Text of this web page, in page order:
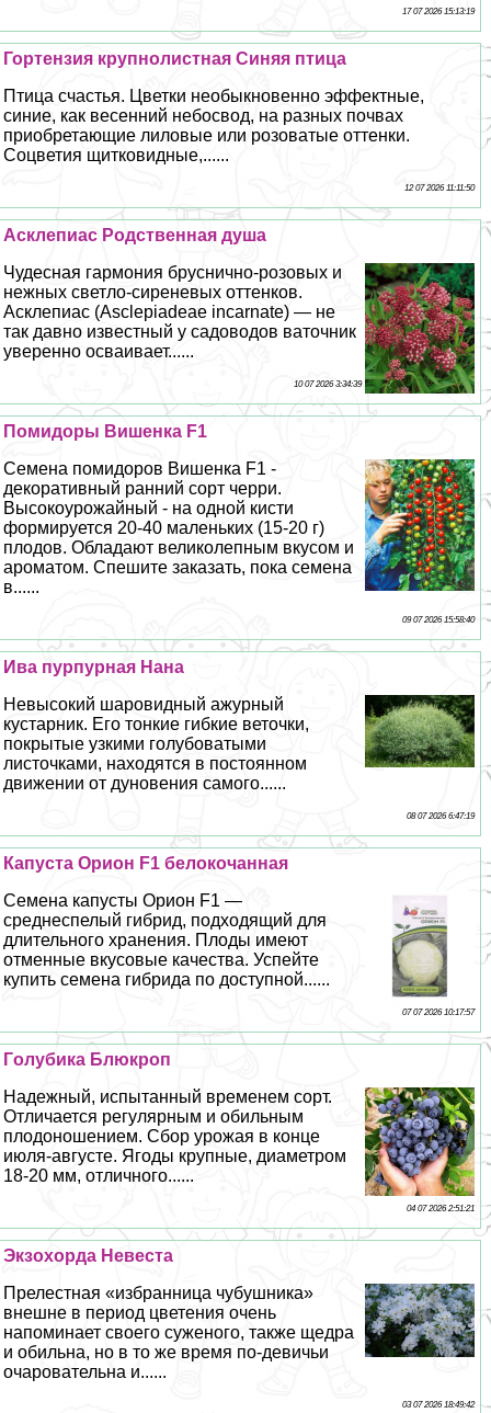
17 07 2026 15:13:19
Гортензия крупнолистная Синяя птица
Птица счастья. Цветки необыкновенно эффектные,
синие, как весенний небосвод, на разных почвах
приобретающие лиловые или розоватые оттенки.
Соцветия щитковидные,......
12 07 2026 11:11:50
Асклепиас Родственная душа
Чудесная гармония бруснично-розовых и
нежных светло-сиреневых оттенков.
Асклепиас (Asclepiadeae incarnate) — не
так давно известный у садоводов ваточник
уверенно осваивает......
10 07 2026 3:34:39
Помидоры Вишенка F1
Семена помидоров Вишенка F1 -
декоративный ранний сорт черри.
Высокоурожайный - на одной кисти
формируется 20-40 маленьких (15-20 г)
плодов. Обладают великолепным вкусом и
ароматом. Спешите заказать, пока семена
в......
09 07 2026 15:58:40
Ива пурпурная Нана
Невысокий шаровидный ажурный
кустарник. Его тонкие гибкие веточки,
покрытые узкими гoлyбоватыми
листочками, находятся в постоянном
движении от дуновения самого......
08 07 2026 6:47:19
Капуста Орион F1 белокочанная
Семена капусты Орион F1 —
среднеспелый гибрид, подходящий для
длительного хранения. Плоды имеют
отменные вкусовые качества. Успейте
купить семена гибрида по доступной......
07 07 2026 10:17:57
Гoлyбика Блюкроп
Надежный, испытанный временем сорт.
Отличается регулярным и обильным
плодоношением. Сбор урожая в конце
июля-августе. Ягоды крупные, диаметром
18-20 мм, отличного......
04 07 2026 2:51:21
Экзохорда Невеста
Прелестная «избранница чубушника»
внешне в период цветения очень
напоминает своего суженого, также щедра
и обильна, но в то же время по-девичьи
очаровательна и......
03 07 2026 18:49:42